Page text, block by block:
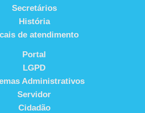
Secretários
História
de atendimento
Portal
LGPD
Administrativos
Servidor
Cidadão